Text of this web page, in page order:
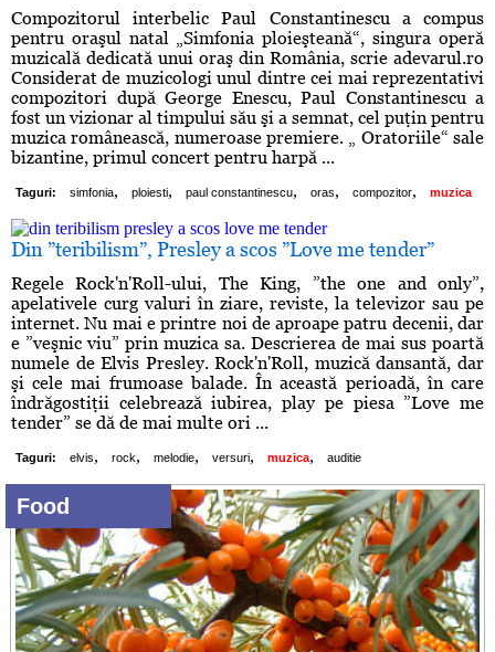
Compozitorul interbelic Paul Constantinescu a compus
pentru oraşul natal „Simfonia ploieşteană“, singura operă
muzicală dedicată unui oraş din România, scrie adevarul.ro
Considerat de muzicologi unul dintre cei mai reprezentativi
compozitori după George Enescu, Paul Constantinescu a
fost un vizionar al timpului său şi a semnat, cel puţin pentru
muzica românească, numeroase premiere. „ Oratoriile“ sale
bizantine, primul concert pentru harpă ...
Taguri: simfonia, ploiesti, paul constantinescu, oras, compozitor, muzica
Din ”teribilism”, Presley a scos ”Love me tender”
Regele Rock'n'Roll-ului, The King, ”the one and only”,
apelativele curg valuri în ziare, reviste, la televizor sau pe
internet. Nu mai e printre noi de aproape patru decenii, dar
e ”veşnic viu” prin muzica sa. Descrierea de mai sus poartă
numele de Elvis Presley. Rock'n'Roll, muzică dansantă, dar
şi cele mai frumoase balade. În această perioadă, în care
îndrăgostiţii celebrează iubirea, play pe piesa ”Love me
tender” se dă de mai multe ori ...
Taguri: elvis, rock, melodie, versuri, muzica, auditie
Food